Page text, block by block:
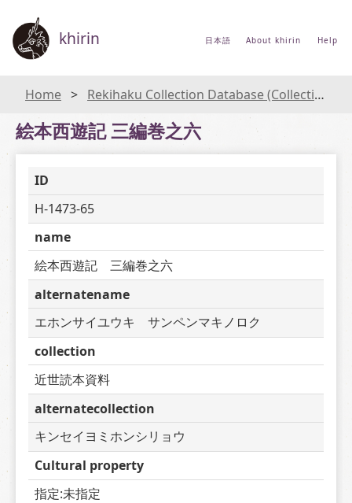
khirin 日本語 About khirin Help
Home Rekihaku Collection Database (Collections Database of the National Museum of Japanese History)
絵本西遊記 三編巻之六
ID
H-1473-65
name
絵本西遊記　三編巻之六
alternatename
エホンサイユウキ　サンペンマキノロク
collection
近世読本資料
alternatecollection
キンセイヨミホンシリョウ
Cultural property
指定:未指定